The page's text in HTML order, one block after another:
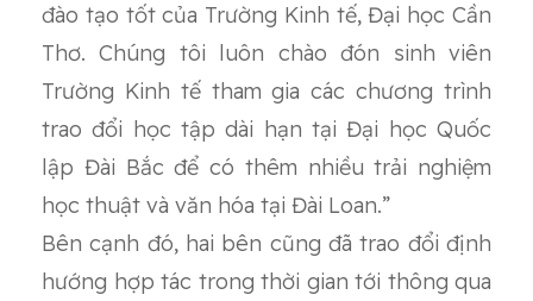
đào tạo tốt của Trường Kinh tế, Đại học Cần
Thơ. Chúng tôi luôn chào đón sinh viên
Trường Kinh tế tham gia các chương trình
trao đổi học tập dài hạn tại Đại học Quốc
lập Đài Bắc để có thêm nhiều trải nghiệm
học thuật và văn hóa tại Đài Loan.”
Bên cạnh đó, hai bên cũng đã trao đổi định
hướng hợp tác trong thời gian tới thông qua